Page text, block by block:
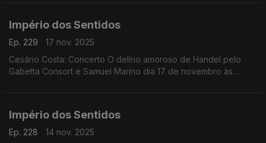
Império dos Sentidos
Ep. 229
17 nov. 2025
Cesário Costa: Concerto O delírio amoroso de Handel pelo
Gabetta Consort e Samuel Marino dia 17 de novembro às
Império dos Sentidos
Ep. 228
14 nov. 2025